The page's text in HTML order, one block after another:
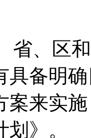
省、区
具备明
案来实
》。